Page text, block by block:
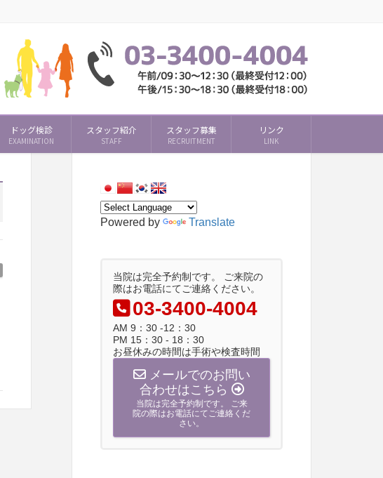
ドッグ検診
EXAMINATION
スタッフ紹介
STAFF
スタッフ募集
RECRUITMENT
リンク
LINK
Powered by Translate
当院は完全予約制です。 ご来院の
際はお電話にてご連絡ください。
03-3400-4004
AM 9：30 -12：30
PM 15：30 - 18：30
お昼休みの時間は手術や検査時間
メールでのお問い
合わせはこちら
当院は完全予約制です。 ご来
院の際はお電話にてご連絡くだ
さい。